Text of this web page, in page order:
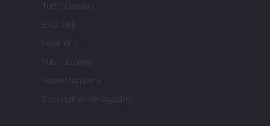
Tutto Gaming
ESG 365
Food Wiki
FuturoDonna
HomeMagazine
SecondHomeMagazine